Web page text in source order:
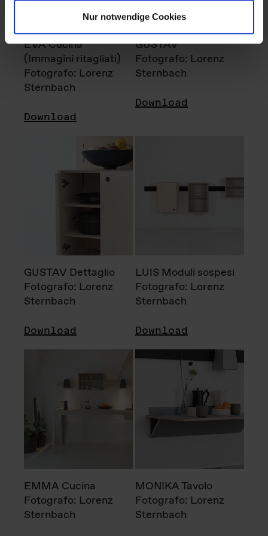
Nur notwendige Cookies
EVA Cucina
(Immagini ritagliati)
Fotografo: Lorenz
Sternbach
Download
GUSTAV
Fotografo: Lorenz
Sternbach
Download
GUSTAV Dettaglio
Fotografo: Lorenz
Sternbach
Download
LUIS Moduli sospesi
Fotografo: Lorenz
Sternbach
Download
EMMA Cucina
Fotografo: Lorenz
Sternbach
MONIKA Tavolo
Fotografo: Lorenz
Sternbach